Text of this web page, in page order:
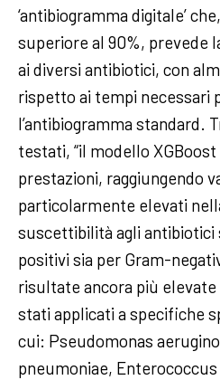
‘antibiogramma digitale’
superiore al 90%, prevede
ai diversi antibiotici, con
rispetto ai tempi necessari
l’antibiogramma standard.
testati, “il modello
prestazioni, raggiungendo
particolarmente elevati
suscettibilità agli antibiotici
positivi sia per Gram-
risultate ancora più
stati applicati a specifiche
cui: Pseudomonas
pneumoniae,